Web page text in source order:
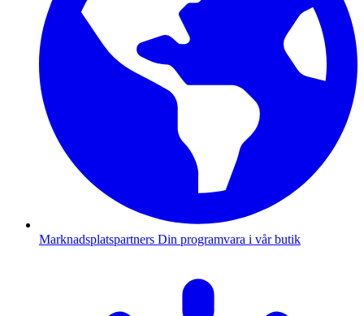
Marknadsplatspartners Din programvara i vår butik